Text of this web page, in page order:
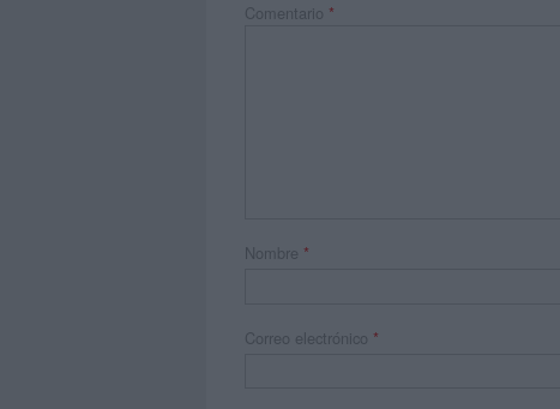
Comentario *
Nombre *
Correo electrónico *